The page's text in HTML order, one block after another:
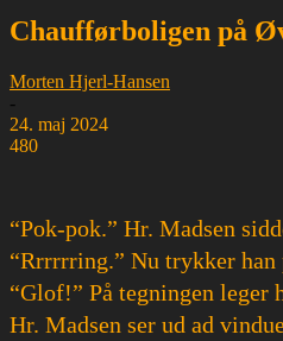
Chaufførboligen på
Morten Hjerl-Hansen
-
24. maj 2024
480
“Pok-pok.” Hr. Madsen
“Rrrrrring.” Nu trykker
“Glof!” På tegningen leger
Hr. Madsen ser ud ad